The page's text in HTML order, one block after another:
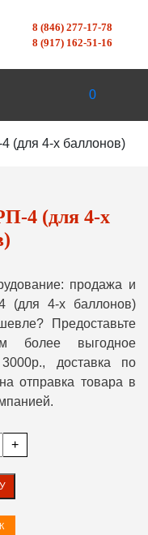
8 (846) 277-17-78
8 (917) 162-51-16
0
(для 4-х баллонов)
4 (для 4-х
продажа и
(для 4-х баллонов)
Предоставьте
более выгодное
доставка по
отправка товара в
+